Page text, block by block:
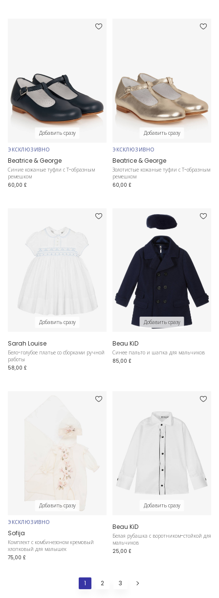
Добавить сразу
ЭКСКЛЮЗИВНО
Beatrice & George
Синие кожаные туфли с Т-образным
ремешком
60,00 £
Добавить сразу
ЭКСКЛЮЗИВНО
Beatrice & George
Золотистые кожаные туфли с Т-образным
ремешком
60,00 £
Добавить сразу
Sarah Louise
Бело-голубое платье со сборками ручной
работы
58,00 £
Добавить сразу
Beau KiD
Синее пальто и шапка для мальчиков
85,00 £
Добавить сразу
ЭКСКЛЮЗИВНО
Sofija
Комплект с комбинезоном кремовый
хлопковый для малышек
75,00 £
Добавить сразу
Beau KiD
Белая рубашка с воротником-стойкой для
мальчиков
25,00 £
1 2 3